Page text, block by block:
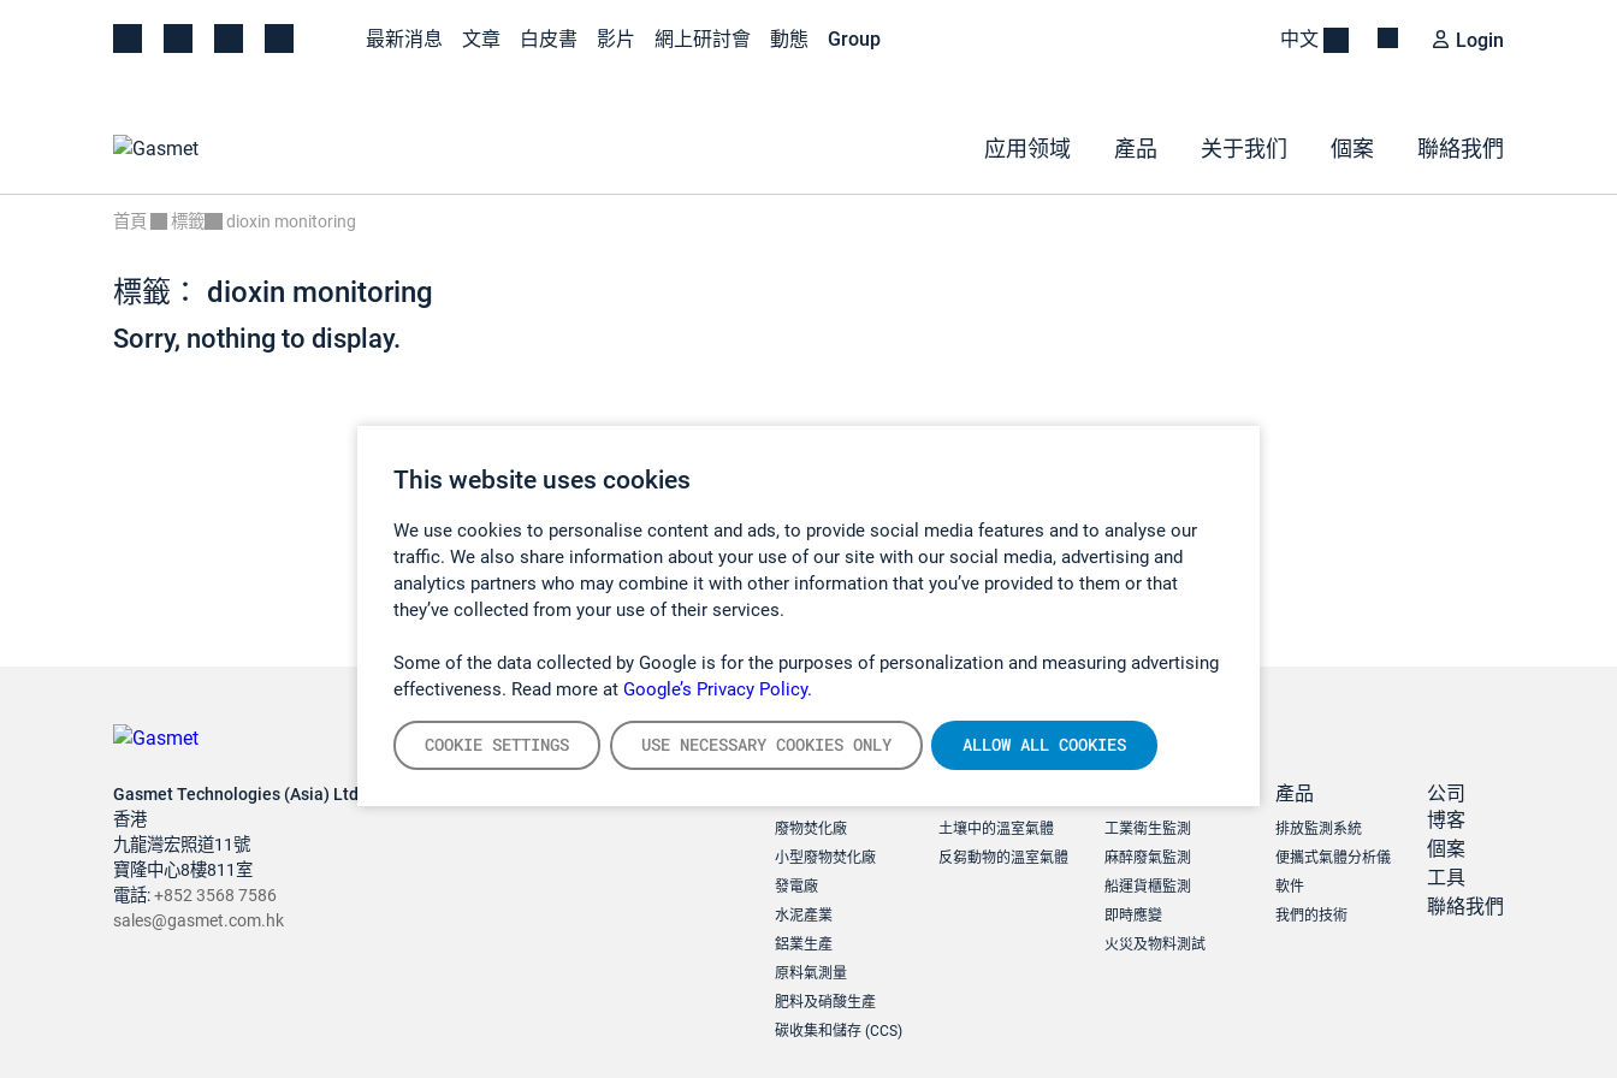
This website uses cookies
We use cookies to personalise content and ads, to provide social media features and to analyse our
traffic. We also share information about your use of our site with our social media, advertising and
analytics partners who may combine it with other information that you’ve provided to them or that
they’ve collected from your use of their services.
Some of the data collected by Google is for the purposes of personalization and measuring advertising
effectiveness. Read more at Google’s Privacy Policy.
COOKIE SETTINGS USE NECESSARY COOKIES ONLY ALLOW ALL COOKIES
最新消息 文章 白皮書 影片 網上研討會 動態 Group 中文 Login
应用领域 產品 关于我们 個案 聯絡我們
首頁 標籤 dioxin monitoring
標籤： dioxin monitoring
Sorry, nothing to display.
Gasmet Technologies (Asia) Ltd
香港
九龍灣宏照道11號
寶隆中心8樓811室
電話:+852 3568 7586
sales@gasmet.com.hk
廢物焚化廠
小型廢物焚化廠
發電廠
水泥產業
鋁業生產
原料氣測量
肥料及硝酸生產
碳收集和儲存 (CCS)
土壤中的溫室氣體
反芻動物的溫室氣體
工業衛生監測
麻醉廢氣監測
船運貨櫃監測
即時應變
火災及物料測試
產品
排放監測系統
便攜式氣體分析儀
軟件
我們的技術
公司
博客
個案
工具
聯絡我們